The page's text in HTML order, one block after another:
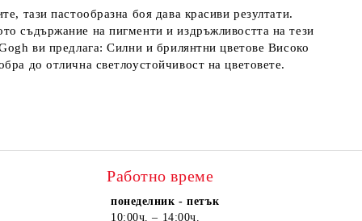
тази пастообразна боя дава красиви резултати.
съдържание на пигменти и издръжливостта на тези
ви предлага: Силни и брилянтни цветове Високо
до отлична светлоустойчивост на цветовете.
Работно време
понеделник - петък
10:00ч. – 14:00ч.